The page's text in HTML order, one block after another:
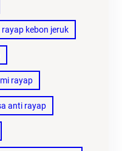
kebon jeruk
rayap
anti rayap